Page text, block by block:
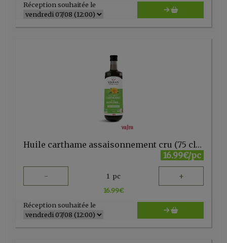
Réception souhaitée le
Huile carthame assaisonnement cru (75 cl) VIGEAN
16.99€/pc
- 1 pc +
16.99€
Réception souhaitée le